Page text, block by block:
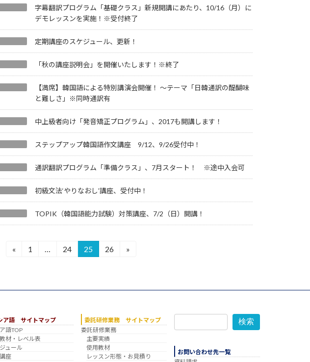
字幕翻訳プログラム「基礎クラス」新規開講にあたり、10/16（月）に
デモレッスンを実施！※受付終了
定期講座のスケジュール、更新！
「秋の講座説明会」を開催いたします！※終了
【満席】韓国語による特別講演会開催！ ～テーマ「日韓通訳の醍醐味
と難しさ」※同時通訳有
中上級者向け「発音矯正プログラム」、2017も開講します！
ステップアップ韓国語作文講座 9/12、9/26受付中！
通訳翻訳プログラム「準備クラス」、7月スタート！ ※途中入会可
初級文法‘やりなおし’講座、受付中！
TOPIK（韓国語能力試験）対策講座、7/2（日）開講！
«
固
1 …
固
24
固
25
固
26 »
ア語 サイトマップ
語TOP
材・レベル表
ュール
座
委託研修業務 サイトマップ
委託研修業務
主要実績
使用教材
レッスン形態・お見積り
検索
お問い合わせ先一覧